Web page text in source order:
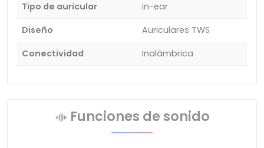
Tipo de auricular
in-ear
Diseño
Auriculares TWS
Conectividad
Inalámbrica
Funciones de sonido